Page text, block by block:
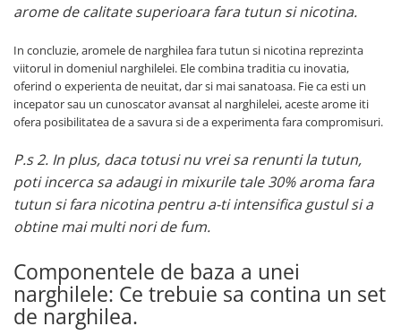
arome de calitate superioara fara tutun si nicotina.
In concluzie, aromele de narghilea fara tutun si nicotina reprezinta
viitorul in domeniul narghilelei. Ele combina traditia cu inovatia,
oferind o experienta de neuitat, dar si mai sanatoasa. Fie ca esti un
incepator sau un cunoscator avansat al narghilelei, aceste arome iti
ofera posibilitatea de a savura si de a experimenta fara compromisuri.
P.s 2. In plus, daca totusi nu vrei sa renunti la tutun,
poti incerca sa adaugi in mixurile tale 30% aroma fara
tutun si fara nicotina pentru a-ti intensifica gustul si a
obtine mai multi nori de fum.
Componentele de baza a unei
narghilele: Ce trebuie sa contina un set
de narghilea.